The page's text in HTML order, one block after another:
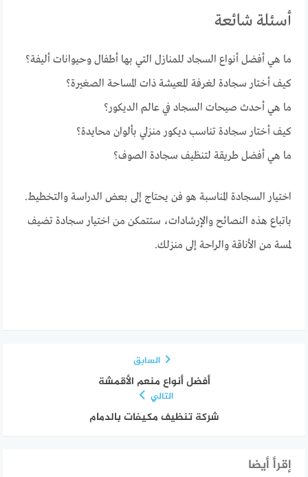
أسئلة شائعة
ما هي أفضل أنواع السجاد للمنازل التي بها أطفال وحيوانات أليفة؟
كيف أختار سجادة لغرفة المعيشة ذات المساحة الصغيرة؟
ما هي أحدث صيحات السجاد في عالم الديكور؟
كيف أختار سجادة تناسب ديكور منزلي بألوان محايدة؟
ما هي أفضل طريقة لتنظيف سجادة الصوف؟
اختيار السجادة المناسبة هو فن يحتاج إلى بعض الدراسة والتخطيط.
باتباع هذه النصائح والإرشادات، ستتمكن من اختيار سجادة تضيف
لمسة من الأناقة والراحة إلى منزلك.
السابق
أفضل أنواع منعم الأقمشة
التالي
شركة تنظيف مكيفات بالدمام
إقرأ أيضا